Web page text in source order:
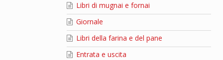
Libri di mugnai e fornai
Giornale
Libri della farina e del pane
Entrata e uscita